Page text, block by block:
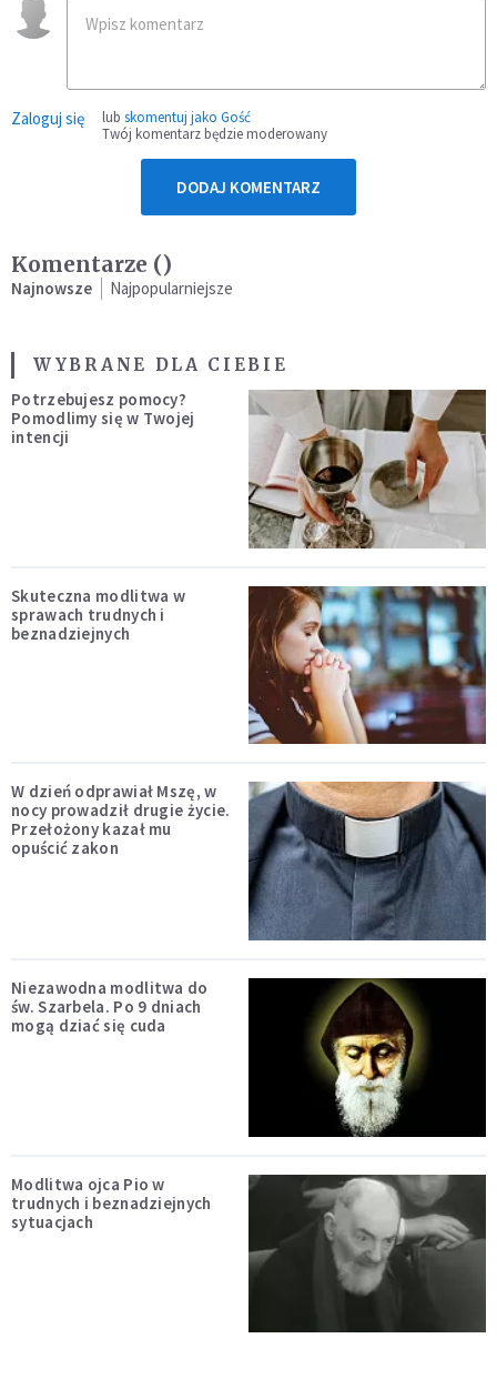
Zaloguj się lub skomentuj jako Gość
Twój komentarz będzie moderowany
DODAJ KOMENTARZ
Komentarze ()
Najnowsze Najpopularniejsze
WYBRANE DLA CIEBIE
Potrzebujesz pomocy?
Pomodlimy się w Twojej
intencji
Skuteczna modlitwa w
sprawach trudnych i
beznadziejnych
W dzień odprawiał Mszę, w
nocy prowadził drugie życie.
Przełożony kazał mu
opuścić zakon
Niezawodna modlitwa do
św. Szarbela. Po 9 dniach
mogą dziać się cuda
Modlitwa ojca Pio w
trudnych i beznadziejnych
sytuacjach